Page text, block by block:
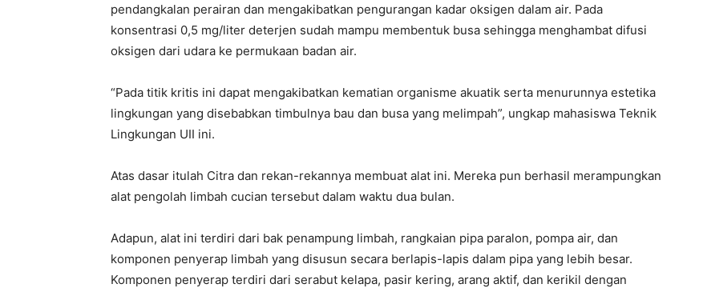
pendangkalan perairan dan mengakibatkan pengurangan kadar oksigen dalam air. Pada
konsentrasi 0,5 mg/liter deterjen sudah mampu membentuk busa sehingga menghambat difusi
oksigen dari udara ke permukaan badan air.
“Pada titik kritis ini dapat mengakibatkan kematian organisme akuatik serta menurunnya estetika
lingkungan yang disebabkan timbulnya bau dan busa yang melimpah”, ungkap mahasiswa Teknik
Lingkungan UII ini.
Atas dasar itulah Citra dan rekan-rekannya membuat alat ini. Mereka pun berhasil merampungkan
alat pengolah limbah cucian tersebut dalam waktu dua bulan.
Adapun, alat ini terdiri dari bak penampung limbah, rangkaian pipa paralon, pompa air, dan
komponen penyerap limbah yang disusun secara berlapis-lapis dalam pipa yang lebih besar.
Komponen penyerap terdiri dari serabut kelapa, pasir kering, arang aktif, dan kerikil dengan